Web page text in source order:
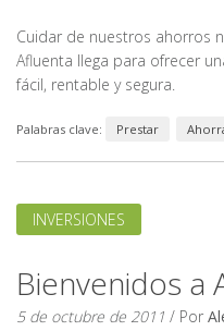
Cuidar de nuestros ahorros
Afluenta llega para ofrecer
fácil, rentable y segura.
Palabras clave: Prestar
INVERSIONES
Bienvenidos a
5 de octubre de 2011 / Por